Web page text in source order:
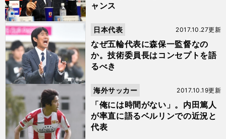
ャンス
なぜ五輪代表に森保一監督なの
か。技術委員長はコンセプトを語
るべき
2017.10.27更新
日本代表
「俺には時間がない」。内田篤人
が率直に語るベルリンでの近況と
代表
2017.10.19更新
海外サッカー